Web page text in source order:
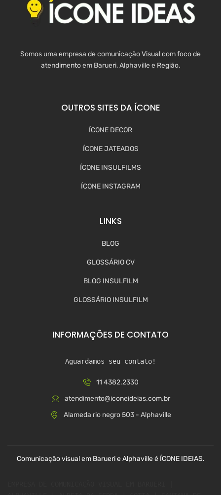
Somos uma empresa de comunicação Visual com foco de
atendimento em Barueri, Alphaville e Região.
OUTROS SITES DA ÍCONE
ÍCONE DECOR
ÍCONE JATEADOS
ÍCONE INSULFILMS
ÍCONE INSTAGRAM
LINKS
BLOG
GLOSSÁRIO CV
BLOG INSULFILM
GLOSSÁRIO INSULFILM
INFORMAÇÕES DE CONTATO
Aguardamos seu contato!
11 4382.2330
atendimento@iconeideias.com.br
Alameda rio negro 503 - Alphaville
Comunicação visual em Barueri e Alphaville é ÍCONE IDEIAS.